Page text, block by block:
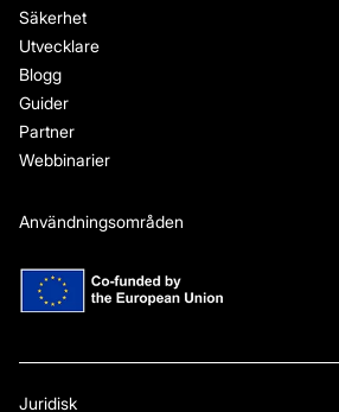
Säkerhet
Utvecklare
Blogg
Guider
Partner
Webbinarier
Användningsområden
Juridisk